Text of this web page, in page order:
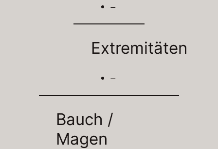
–
Extremitäten
–
Bauch /
Magen